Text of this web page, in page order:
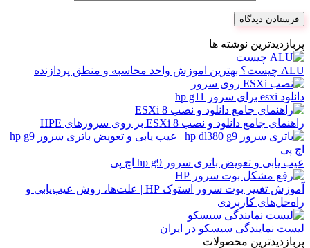
پربازدیدترین نوشته ها
ALU چیست؟ بهترین اموزش واحد محاسبه و منطق پردازنده
دانلود esxi برای سرور hp g11
راهنمای جامع دانلود و نصب ESXi 8 بر روی سرورهای HPE
عیب یابی و تعویض باتری سرور hp g9 اچ پی
آموزش تغییر بوت سرور استوک HP | علت‌ها، روش عیب‌یابی و
راه‌حل‌های کاربردی
لیست نمایندگی سیسکو در ایران
پربازدیدترین محصولات